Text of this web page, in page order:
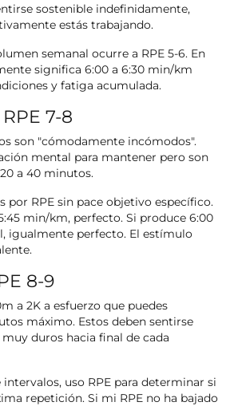
sostenible indefinidamente,
estás trabajando.
semanal ocurre a RPE 5-6. En
significa 6:00 a 6:30 min/km
y fatiga acumulada.
7-8
son "cómodamente incómodos".
mental para mantener pero son
a 40 minutos.
por RPE sin pace objetivo específico.
min/km, perfecto. Si produce 6:00
igualmente perfecto. El estímulo
8-9
a 2K a esfuerzo que puedes
máximo. Estos deben sentirse
duros hacia final de cada
intervalos, uso RPE para determinar si
repetición. Si mi RPE no ha bajado